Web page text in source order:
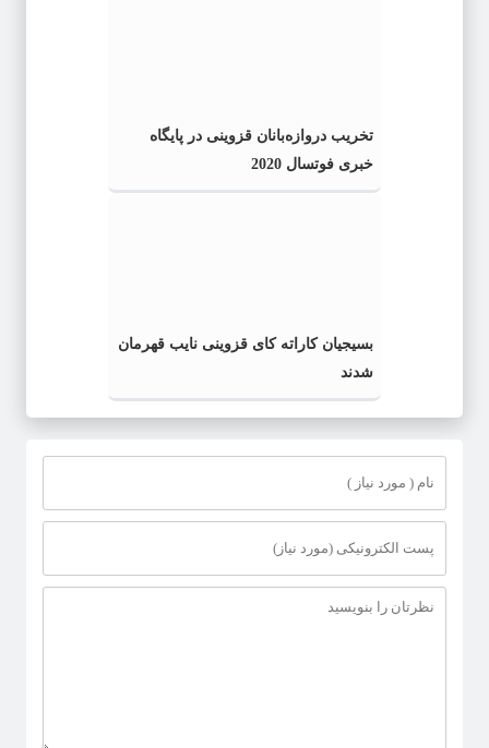
تخریب دروازه‌بانان قزوینی در پایگاه
خبری فوتسال 2020
بسیجیان کاراته کای قزوینی نایب قهرمان
شدند